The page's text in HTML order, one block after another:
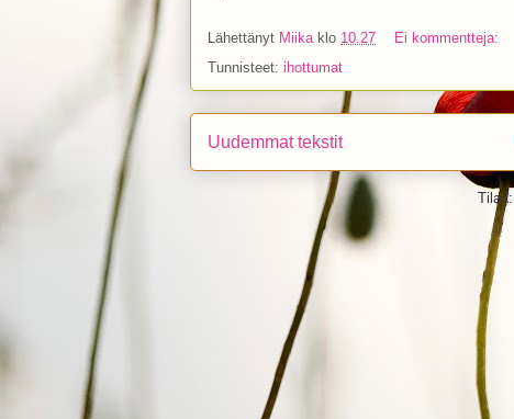
Lähettänyt Miika klo 10.27
Ei kommentteja:
Tunnisteet: ihottumat
Uudemmat tekstit
Tilaa: